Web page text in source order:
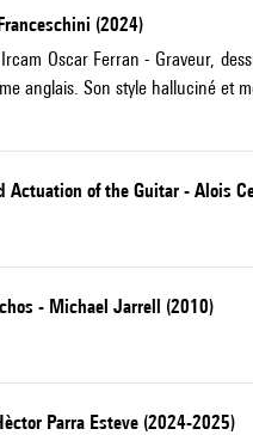
(2024)
Oscar Ferran - Graveur,
anglais. Son style halluciné et
Actuation of the Guitar - Alois
- Michael Jarrell (2010)
Parra Esteve (2024-2025)